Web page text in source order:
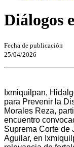
Diálogos
Fecha de publicación
25/04/2026
Ixmiquilpan,
para Prevenir la
Morales Reza,
encuentro
Suprema Corte de
Aguilar, en